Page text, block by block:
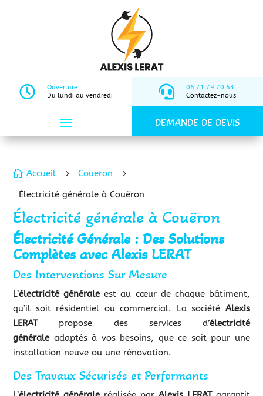

Ouverture
Du lundi au vendredi

06 71 79 70 63
Contactez-nous
DEMANDE DE DEVIS
 Accueil 5 Couëron
5
Électricité générale à Couëron
Électricité générale à Couëron
Électricité Générale : Des Solutions
Complètes avec Alexis LERAT
Des Interventions Sur Mesure
L’électricité générale est au cœur de chaque bâtiment,
qu’il soit résidentiel ou commercial. La société Alexis
LERAT
propose des services d’électricité
générale adaptés à vos besoins, que ce soit pour une
installation neuve ou une rénovation.
Des Travaux Sécurisés et Performants